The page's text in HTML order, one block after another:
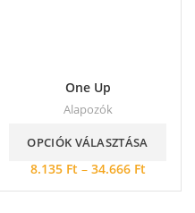
One Up
Alapozók
8.135 Ft– 34.666 Ft
OPCIÓK VÁLASZTÁSA